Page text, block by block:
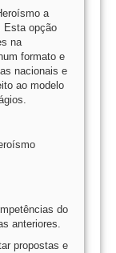
a
Esta opção
na
formato e
nacionais e
ao modelo
do
anteriores.
propostas e